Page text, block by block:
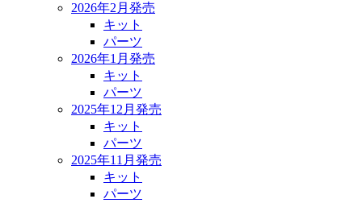
2026年2月発売
キット
パーツ
2026年1月発売
キット
パーツ
2025年12月発売
キット
パーツ
2025年11月発売
キット
パーツ